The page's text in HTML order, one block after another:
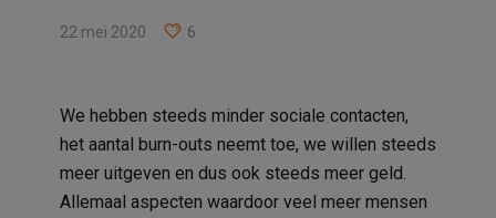
22 mei 2020 6
We hebben steeds minder sociale contacten,
het aantal burn-outs neemt toe, we willen steeds
meer uitgeven en dus ook steeds meer geld.
Allemaal aspecten waardoor veel meer mensen